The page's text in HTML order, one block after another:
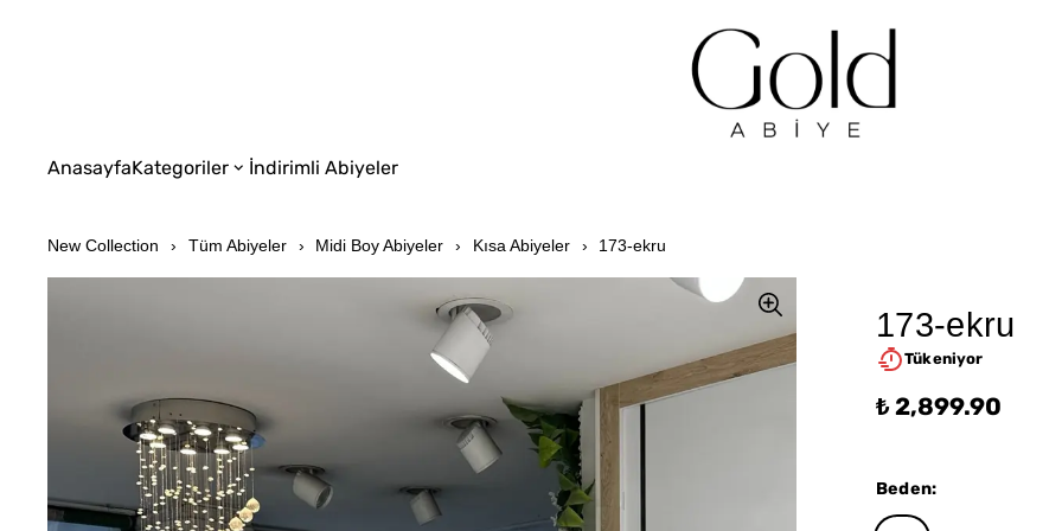
AnasayfaKategoriler İndirimli Abiyeler
New Collection Tüm Abiyeler Midi Boy Abiyeler Kısa Abiyeler 173-ekru
173-ekru
Tükeniyor
₺ 2,899.90
Beden: